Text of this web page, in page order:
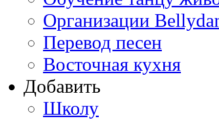
Организации
Перевод песен
Восточная кухня
Добавить
Школу